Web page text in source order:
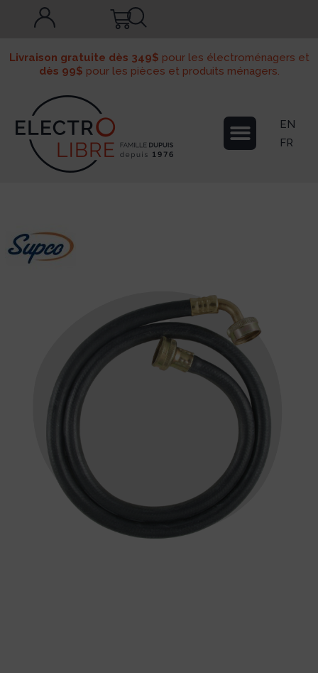
Livraison gratuite dès 349$ pour les électroménagers et
dès 99$ pour les pièces et produits ménagers.
EN
FR